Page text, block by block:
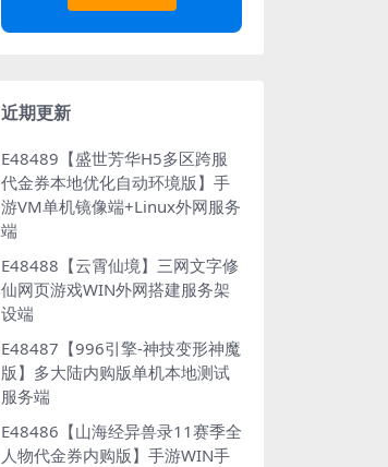
近期更新
E48489【盛世芳华H5多区跨服
代金券本地优化自动环境版】手
游VM单机镜像端+Linux外网服务
端
E48488【云霄仙境】三网文字修
仙网页游戏WIN外网搭建服务架
设端
E48487【996引擎-神技变形神魔
版】多大陆内购版单机本地测试
服务端
E48486【山海经异兽录11赛季全
人物代金券内购版】手游WIN手